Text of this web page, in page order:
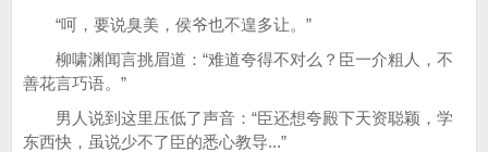
“呵，要说臭美，侯爷也不遑多让。”
柳啸渊闻言挑眉道：“难道夸得不对么？臣一介粗人，不
善花言巧语。”
男人说到这里压低了声音：“臣还想夸殿下天资聪颖，学
东西快，虽说少不了臣的悉心教导...”